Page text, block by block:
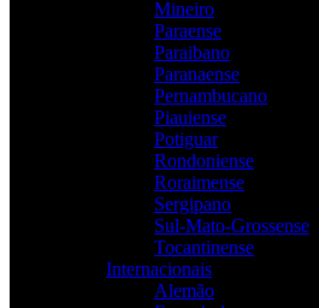
Mineiro
Paraense
Paraibano
Paranaense
Pernambucano
Piauiense
Potiguar
Rondoniense
Roraimense
Sergipano
Sul-Mato-Grossense
Tocantinense
Internacionais
Alemão